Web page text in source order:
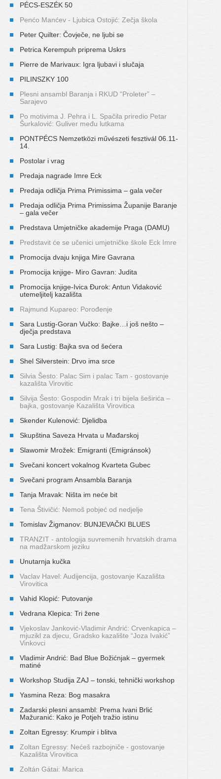
PÉCS-ESZÉK 50
Penćo Manćev - Ljubica Ostojić: Zečja škola
Peter Quilter: Čovječe, ne ljubi se
Petrica Kerempuh priprema Uskrs
Pierre de Marivaux: Igra ljubavi i slučaja
PILINSZKY 100
Plesni ansambl Baranja i RKUD “Proleter” –
Sarajevo
Po motivima J. Pehra i L. Spačila priredio Petar
Šurkalović: Guliver među lutkama
PONTPÉCS Nemzetközi művészeti fesztivál 06.11-
14.
Postolar i vrag
Predaja nagrade Imre Eck
Predaja odličja Prima Primissima – gala večer
Predaja odličja Prima Primissima Županije Baranje
– gala večer
Predstava Umjetničke akademije Praga (DAMU)
Predstavit će se učenici umjetničke škole Eck Imre
Promocija dvaju knjiga Mire Gavrana
Promocija knjige- Miro Gavran: Judita
Promocija knjige-Ivica Đurok: Antun Vidaković
utemeljitelj kazališta
Rajmund Kupareo: Porođenje
Sara Lustig-Goran Vučko: Bajke…i još nešto –
dječja predstava
Sara Lustig: Bajka sva od šećera
Shel Silverstein: Drvo ima srce
Silvia Šesto: Palac Sim i palac Tam - gostovanje
kazališta Virovitic
Silvija Šesto: Gospodin Mrak i tri bijela šeširića –
bajka, gostovanje Kazališta Virovitica
Skender Kulenović: Djelidba
Skupština Saveza Hrvata u Mađarskoj
Slawomir Mrožek: Emigranti (Emigránsok)
Svečani koncert vokalnog Kvarteta Gubec
Svečani program Ansambla Baranja
Tanja Mravak: Ništa im neće bit
Tena Štivičić: Nemoš pobjeć od nedjelje
Tomislav Žigmanov: BUNJEVAČKI BLUES
TRANZIT - antologija suvremenih hrvatskih drama
na madžarskom jeziku
Unutarnja kučka
Vaclav Havel: Audijencija, gostovanje Kazališta
Virovitica
Vahid Klopić: Putovanje
Vedrana Klepica: Tri žene
Vjekoslav Janković-Vladimir Andrić: Crvenkapica –
mjuzikl za djecu, Gradsko kazalište “Joza Ivakić”
Vinkovci
Vladimir Andrić: Bad Blue Božićnjak – gyermek
matiné
Workshop Studija ZAJ – tonski, tehnički workshop
Yasmina Reza: Bog masakra
Zadarski plesni ansambl: Prema Ivani Brlić
Mažuranić: Kako je Potjeh tražio istinu
Zoltan Egressy: Krumpir i blitva
Zoltan Egressy: Nećeš razbojniče - gostovanje
Kazališta Virovitica
Zoltán Gátai: Marica